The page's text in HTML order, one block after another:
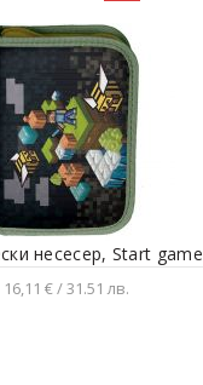
несесер, Start game
16,11 € / 31.51 лв.